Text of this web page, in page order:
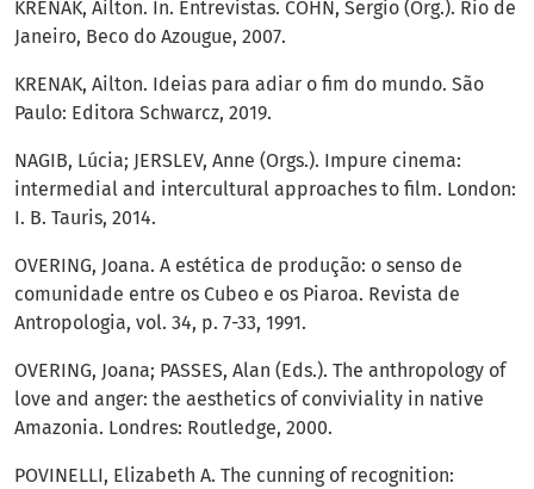
KRENAK, Ailton. In. Entrevistas. COHN, Sergio (Org.). Rio de
Janeiro, Beco do Azougue, 2007.
KRENAK, Ailton. Ideias para adiar o fim do mundo. São
Paulo: Editora Schwarcz, 2019.
NAGIB, Lúcia; JERSLEV, Anne (Orgs.). Impure cinema:
intermedial and intercultural approaches to film. London:
I. B. Tauris, 2014.
OVERING, Joana. A estética de produção: o senso de
comunidade entre os Cubeo e os Piaroa. Revista de
Antropologia, vol. 34, p. 7-33, 1991.
OVERING, Joana; PASSES, Alan (Eds.). The anthropology of
love and anger: the aesthetics of conviviality in native
Amazonia. Londres: Routledge, 2000.
POVINELLI, Elizabeth A. The cunning of recognition: